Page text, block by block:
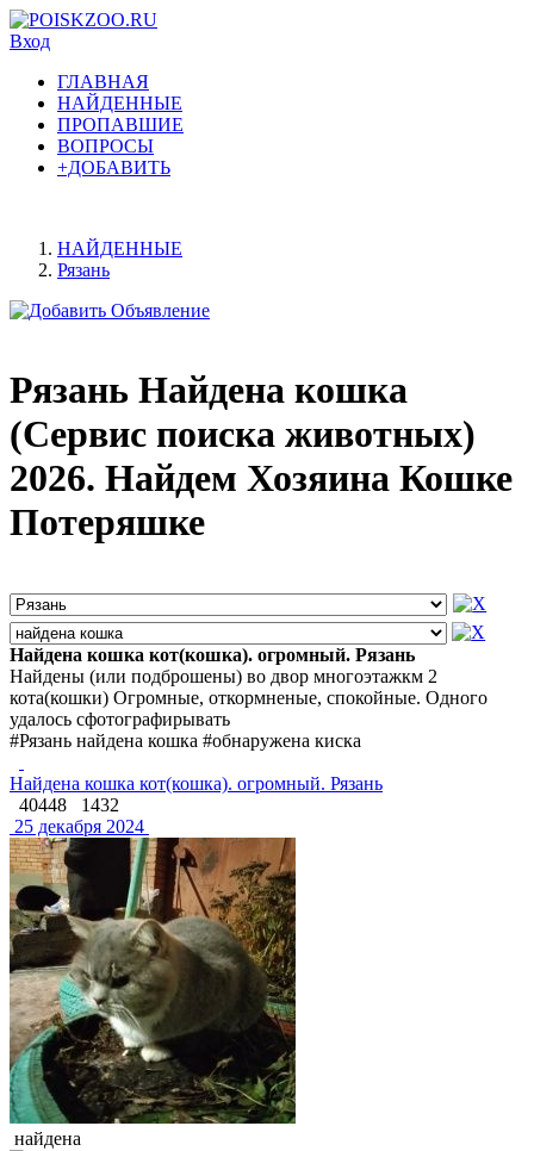
Вход
ГЛАВНАЯ
НАЙДЕННЫЕ
ПРОПАВШИЕ
ВОПРОСЫ
+ДОБАВИТЬ
НАЙДЕННЫЕ
Рязань
Рязань Найдена кошка
(Сервис поиска животных)
2026. Найдем Хозяина Кошке
Потеряшке
Найдена кошка кот(кошка). огромный. Рязань
Найдены (или подброшены) во двор многоэтажкм 2
кота(кошки) Огромные, откормненые, спокойные. Одного
удалось сфотографирывать
#Рязань найдена кошка #обнаружена киска
Найдена кошка кот(кошка). огромный. Рязань
40448
1432
25 декабря 2024
найдена